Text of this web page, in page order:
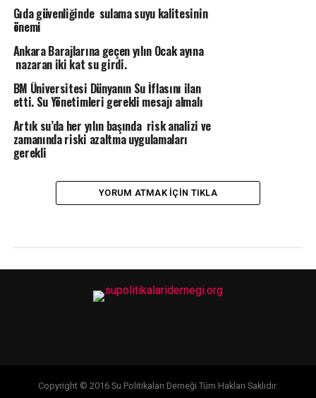
Gıda güvenliğinde sulama suyu kalitesinin
önemi
Ankara Barajlarına geçen yılın Ocak ayına
nazaran iki kat su girdi.
BM Üniversitesi Dünyanın Su İflasını ilan
etti. Su Yönetimleri gerekli mesajı almalı
Artık su’da her yılın başında risk analizi ve
zamanında riski azaltma uygulamaları
gerekli
YORUM ATMAK IÇIN TIKLA
Copyright © 2016 Su Politikaları Derneği Tüm Hakları Saklıdır.